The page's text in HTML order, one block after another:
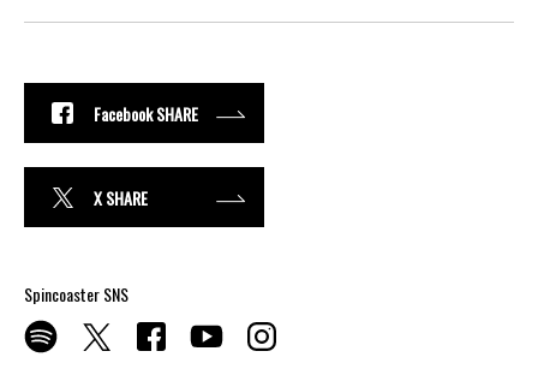
Facebook SHARE
X SHARE
Spincoaster SNS